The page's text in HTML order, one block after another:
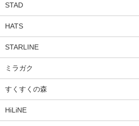
STAD
HATS
STARLINE
ミラガク
すくすくの森
HiLiNE